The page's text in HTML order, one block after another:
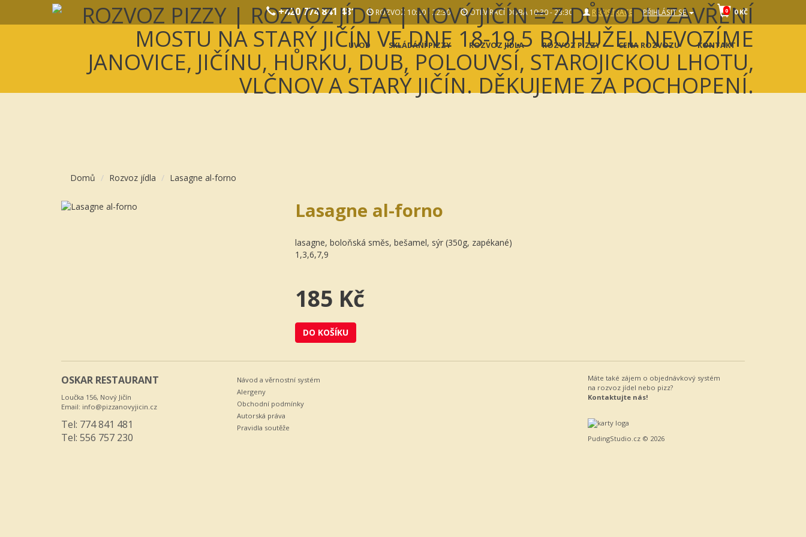
+420 774 841 481 ROZVOZ 10:00 - 22:30 OTEVÍRACÍ DOBA 10:30 - 23:30 REGISTRACE PŘIHLÁSIT SE 0 0 KČ
ÚVOD SKLÁDÁNÍ PIZZY ROZVOZ JÍDLA ROZVOZ PIZZY CENA ROZVOZU KONTAKT
Domů Rozvoz jídla Lasagne al-forno
Lasagne al-forno
lasagne, boloňská směs, bešamel, sýr (350g, zapékané)
1,3,6,7,9
185 Kč
DO KOŠÍKU
OSKAR RESTAURANT
Loučka 156, Nový Jičín
Email: info@pizzanovyjicin.cz
Tel: 774 841 481
Tel: 556 757 230
Návod a věrnostní systém
Alergeny
Obchodní podmínky
Autorská práva
Pravidla soutěže
Máte také zájem o objednávkový systém
na rozvoz jídel nebo pizz?
Kontaktujte nás!
PudingStudio.cz© 2026